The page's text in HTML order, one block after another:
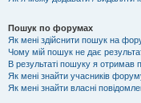
Пошук по форумах
Як мені здійснити пошук на
Чому мій пошук не дає
В результаті пошуку я отримав
Як мені знайти учасників
Як мені знайти власні